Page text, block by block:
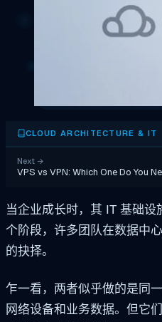
CLOUD ARCHITECTURE & IT
Next →
VPS vs VPN: Which One Do You
当企业成长时，其 IT 基础
个阶段，许多团队在数据中
的抉择。
乍一看，两者似乎做的是同
网络设备和业务数据。但它